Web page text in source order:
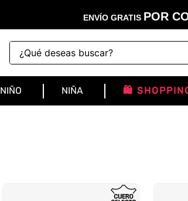
ENVÍO GRATIS POR
¿Qué deseas buscar?
NIÑO NIÑA 🛍️